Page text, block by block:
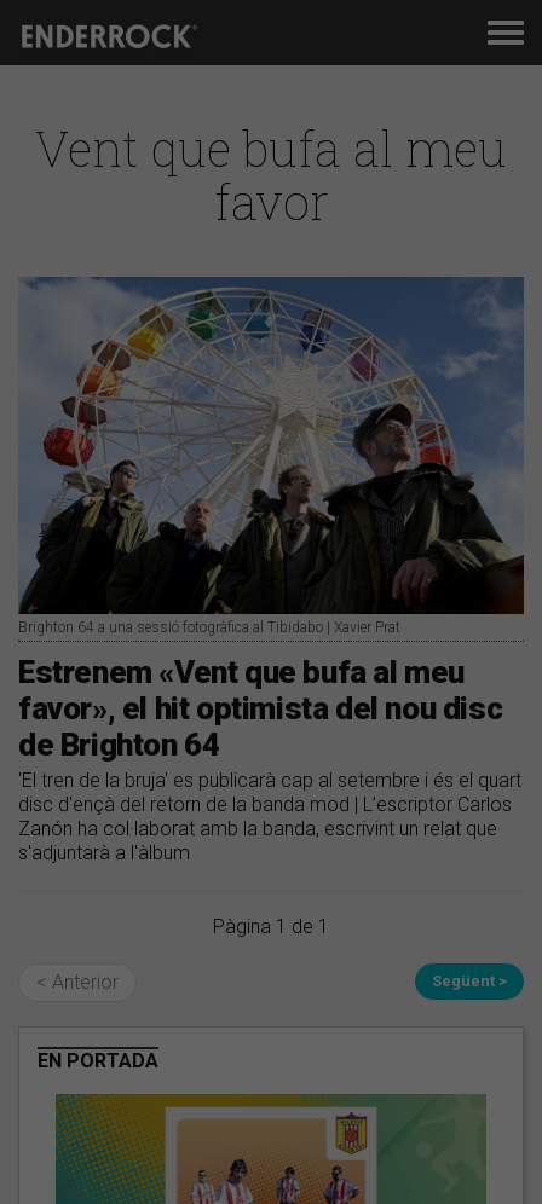
Vent que bufa al meu
favor
Brighton 64 a una sessió fotogràfica al Tibidabo | Xavier Prat
Estrenem «Vent que bufa al meu
favor», el hit optimista del nou disc
de Brighton 64
'El tren de la bruja' es publicarà cap al setembre i és el quart
disc d'ençà del retorn de la banda mod | L’escriptor Carlos
Zanón ha col·laborat amb la banda, escrivint un relat que
s'adjuntarà a l'àlbum
Pàgina 1 de 1
< Anterior Següent >
EN PORTADA